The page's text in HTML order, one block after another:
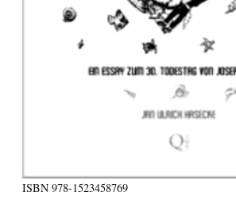
ISBN 978-1523458769